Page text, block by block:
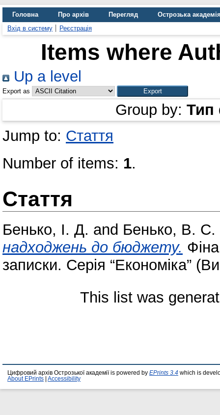
Головна Про архів Перегляд
Острозька
Вхід в систему
Реєстрація
Items where
Up a level
Export as
Group by: Тип
Jump to: Стаття
Number of items: 1.
Стаття
Бенько, І. Д. and Бенько, В. С.
надходжень до бюджету.
записки. Серія “Економіка”
This list was
Цифровий архів Острозької академії is powered by EPrints 3.4 which is
About EPrints
Accessibility